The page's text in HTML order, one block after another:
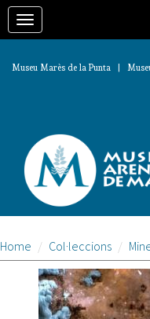
Vés
contingutToggle
Museu Marès de la Punta |
Home Col·leccions